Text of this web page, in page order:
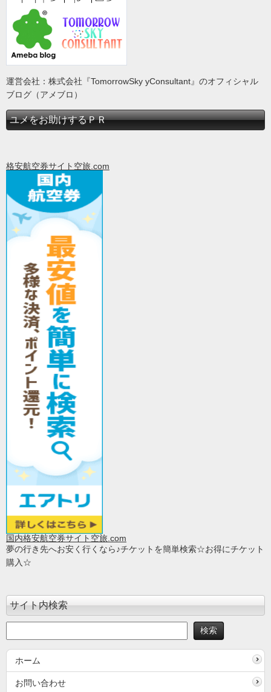
運営会社：株式会社『TomorrowSky yConsultant』のオフィシャル
ブログ（アメブロ）
ユメをお助けするＰＲ
格安航空券サイト空旅.com
国内格安航空券サイト空旅.com
夢の行き先へお安く行くなら♪チケットを簡単検索☆お得にチケット
購入☆
サイト内検索
ホーム
お問い合わせ